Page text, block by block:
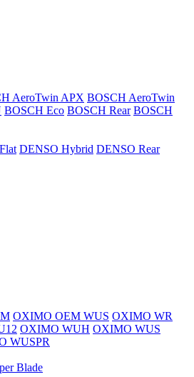
AeroTwin APX BOSCH AeroTwin
BOSCH Eco BOSCH Rear BOSCH
DENSO Hybrid DENSO Rear
OXIMO OEM WUS OXIMO WR
OXIMO WUH OXIMO WUS
WUSPR
Blade